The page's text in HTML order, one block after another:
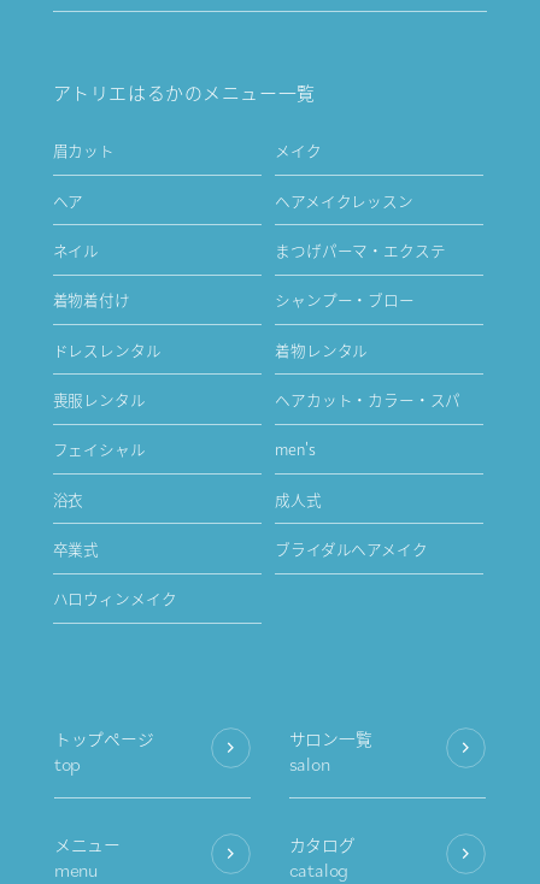
アトリエはるかのメニュー一覧
眉カット メイク
ヘア ヘアメイクレッスン
ネイル まつげパーマ・エクステ
着物着付け シャンプー・ブロー
ドレスレンタル 着物レンタル
喪服レンタル ヘアカット・カラー・スパ
フェイシャル men's
浴衣 成人式
卒業式 ブライダルヘアメイク
ハロウィンメイク
トップページ
top
サロン一覧
salon
メニュー
menu
カタログ
catalog